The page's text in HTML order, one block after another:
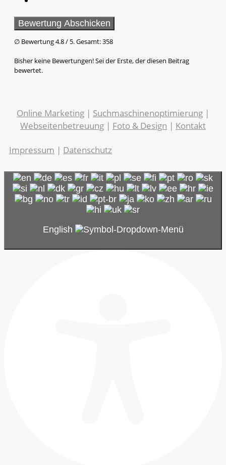
Bewertung Abschicken
∅ Bewertung4.8/ 5. Gesamt:358
Bisher keine Bewertungen! Sei der Erste, der diesen Beitrag
bewertet.
Online Marketing | Suchmaschinenoptimierung |
Webseitenbetreuung | Foto & Design | Kontakt
Impressum | Datenschutz
English